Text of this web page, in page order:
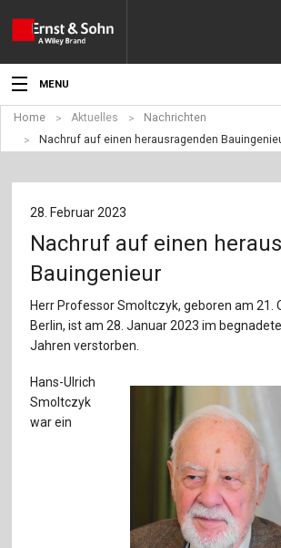
MENU
Aktuelles
Angebote
Fachgebiete
Werben
Für Autor:innen
Sprache /
Home Aktuelles
Nachrichten
Nachruf auf einen herausragenden
28. Februar 2023
Nachruf auf einen
Bauingenieur
Herr Professor Smoltczyk, geboren am 21.
Berlin, ist am 28. Januar 2023 im
Jahren verstorben.
Hans-Ulrich
Smoltczyk
war ein